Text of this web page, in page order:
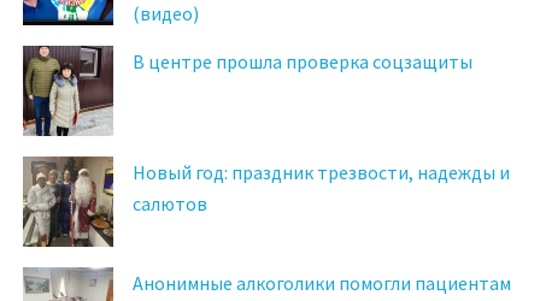
(видео)
В центре прошла проверка соцзащиты
Новый год: праздник трезвости, надежды и
салютов
Анонимные алкоголики помогли пациентам